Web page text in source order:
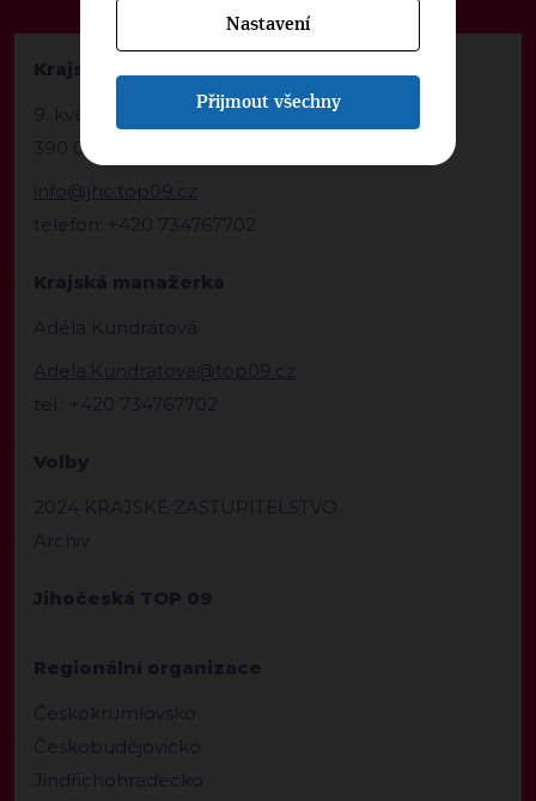
Krajská kancelář TOP 09 Jihočeský kraj
9. května 1282/6
390 02 Tábor
info@jhc.top09.cz
telefon: +420 734767702
Krajská manažerka
Adéla Kundrátová
Adela.Kundratova@top09.cz
tel.: +420 734767702
Volby
2024 KRAJSKÉ ZASTUPITELSTVO
Archiv
Jihočeská TOP 09
Regionální organizace
Českokrumlovsko
Českobudějovicko
Jindřichohradecko
Nastavení
Přijmout všechny